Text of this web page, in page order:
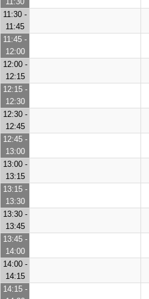
11:30 -
11:45
11:45 -
12:00
12:00 -
12:15
12:15 -
12:30
12:30 -
12:45
12:45 -
13:00
13:00 -
13:15
13:15 -
13:30
13:30 -
13:45
13:45 -
14:00
14:00 -
14:15
14:15 -